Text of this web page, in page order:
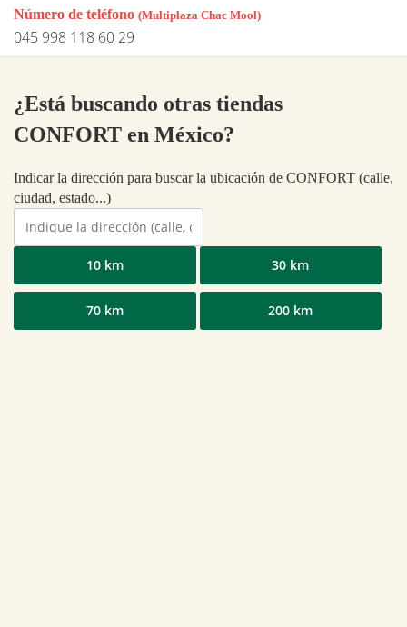
Número de teléfono (Multiplaza Chac Mool)
045 998 118 60 29
¿Está buscando otras tiendas
CONFORT en México?
Indicar la dirección para buscar la ubicación de CONFORT (calle,
ciudad, estado...)
10 km 30 km
70 km 200 km